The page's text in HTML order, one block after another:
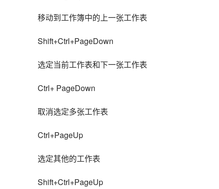
移动到工作簿中的上一张工作表
Shift+Ctrl+PageDown
选定当前工作表和下一张工作表
Ctrl+ PageDown
取消选定多张工作表
Ctrl+PageUp
选定其他的工作表
Shift+Ctrl+PageUp